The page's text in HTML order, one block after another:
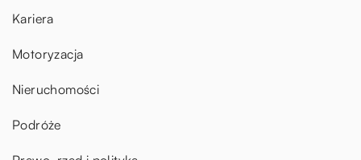
Kariera
Motoryzacja
Nieruchomości
Podróże